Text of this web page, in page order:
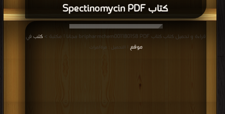
كتاب Spectinomycin PDF
قراءة و تحميل كتاب كتاب bripharmchem001180158 PDF مجانا | مكتبة >
كتب في
موقع
| التحميل : مرة/مرات